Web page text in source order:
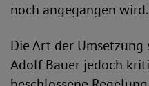
noch angegangen wird.
Die Art der Umsetzung
Adolf Bauer jedoch